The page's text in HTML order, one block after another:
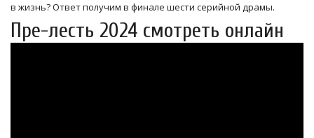
в жизнь? Ответ получим в финале шести серийной драмы.
Пре-лесть 2024 смотреть онлайн